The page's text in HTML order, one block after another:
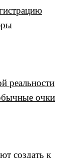
реальности
очки
создать к